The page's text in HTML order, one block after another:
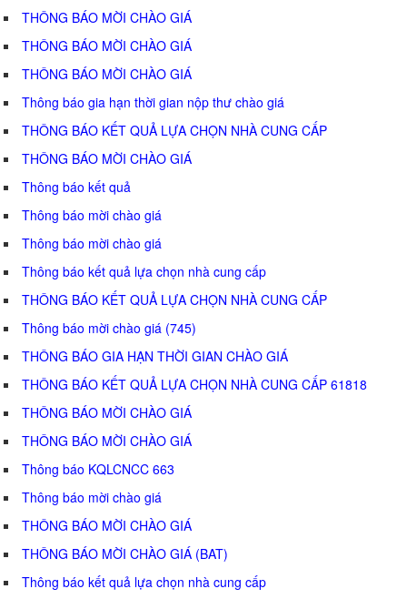
THÔNG BÁO MỜI CHÀO GIÁ
THÔNG BÁO MỜI CHÀO GIÁ
THÔNG BÁO MỜI CHÀO GIÁ
Thông báo gia hạn thời gian nộp thư chào giá
THÔNG BÁO KẾT QUẢ LỰA CHỌN NHÀ CUNG CẤP
THÔNG BÁO MỜI CHÀO GIÁ
Thông báo kết quả
Thông báo mời chào giá
Thông báo mời chào giá
Thông báo kết quả lựa chọn nhà cung cấp
THÔNG BÁO KẾT QUẢ LỰA CHỌN NHÀ CUNG CẤP
Thông báo mời chào giá (745)
THÔNG BÁO GIA HẠN THỜI GIAN CHÀO GIÁ
THÔNG BÁO KẾT QUẢ LỰA CHỌN NHÀ CUNG CẤP 61818
THÔNG BÁO MỜI CHÀO GIÁ
THÔNG BÁO MỜI CHÀO GIÁ
Thông báo KQLCNCC 663
Thông báo mời chào giá
THÔNG BÁO MỜI CHÀO GIÁ
THÔNG BÁO MỜI CHÀO GIÁ (BAT)
Thông báo kết quả lựa chọn nhà cung cấp